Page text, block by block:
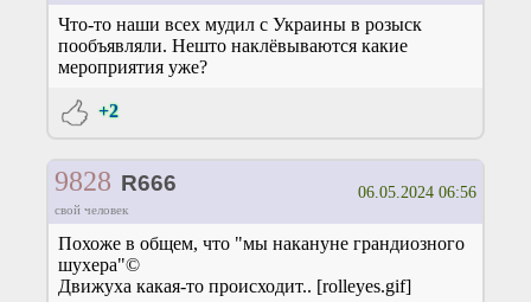
Что-то наши всех мудил с Украины в розыск
пообъявляли. Нешто наклёвываются какие
мероприятия уже?
+2
9828 R666
свой человек
06.05.2024 06:56
Похоже в общем, что "мы накануне грандиозного
шухера"©
Движуха какая-то происходит.. [rolleyes.gif]